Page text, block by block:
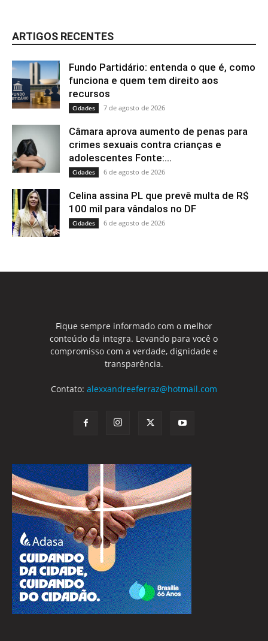
ARTIGOS RECENTES
Fundo Partidário: entenda o que é, como
funciona e quem tem direito aos
recursos
Cidades 7 de agosto de 2026
Câmara aprova aumento de penas para
crimes sexuais contra crianças e
adolescentes Fonte:...
Cidades 6 de agosto de 2026
Celina assina PL que prevê multa de R$
100 mil para vândalos no DF
Cidades 6 de agosto de 2026
Fique sempre informado com o melhor
conteúdo da integra. Levando para você o
compromisso com a verdade, dignidade e
transparência.
Contato: alexxandreeferraz@hotmail.com